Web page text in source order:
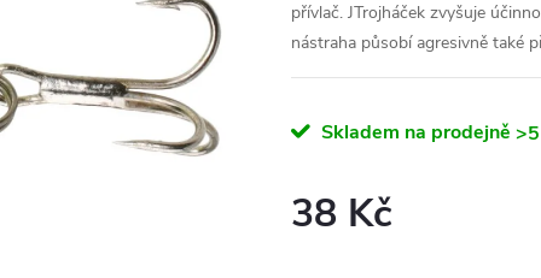
přívlač. JTrojháček zvyšuje
nástraha působí agresivně také
Skladem na prodejně
38 Kč